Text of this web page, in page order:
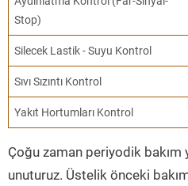
Stop)
Silecek Lastik - Suyu Kontrol
Sıvı Sızıntı Kontrol
Yakıt Hortumları Kontrol
Çoğu zaman periyodik bakım
unuturuz. Üstelik önceki